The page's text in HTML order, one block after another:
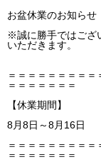
お盆休業のお知らせ
※誠に勝手ではござ
いただきます。
＝＝＝＝＝＝＝＝
＝＝＝＝＝＝＝
【休業期間】
8月8日～8月16日
＝＝＝＝＝＝＝＝
＝＝＝＝＝＝＝